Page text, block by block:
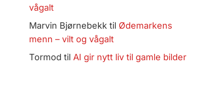
vågalt
Marvin Bjørnebekk til Ødemarkens
menn – vilt og vågalt
Tormod til AI gir nytt liv til gamle bilder